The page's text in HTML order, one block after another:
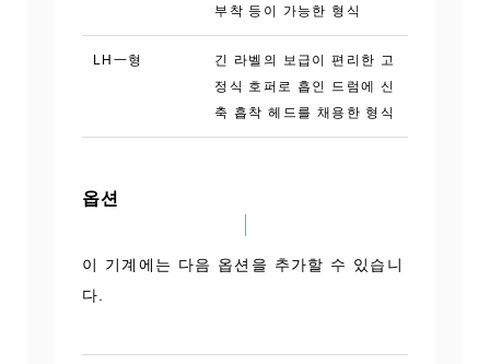
부착 등이 가능한 형식
LH一형
긴 라벨의 보급이 편리한 고
정식 호퍼로 흡인 드럼에 신
축 흡착 헤드를 채용한 형식
옵션
이 기계에는 다음 옵션을 추가할 수 있습니
다.